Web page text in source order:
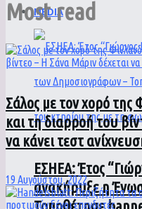
MEDIA
ΕΣΗΕΑ: Έτος
ανακήρυξε η
Most read
Σάλος με τον χορό
και τη διαρροή του
να κάνει τεστ
19 Αυγούστου, 2022